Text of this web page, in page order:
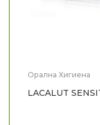
Орална Хигиена
LACALUT